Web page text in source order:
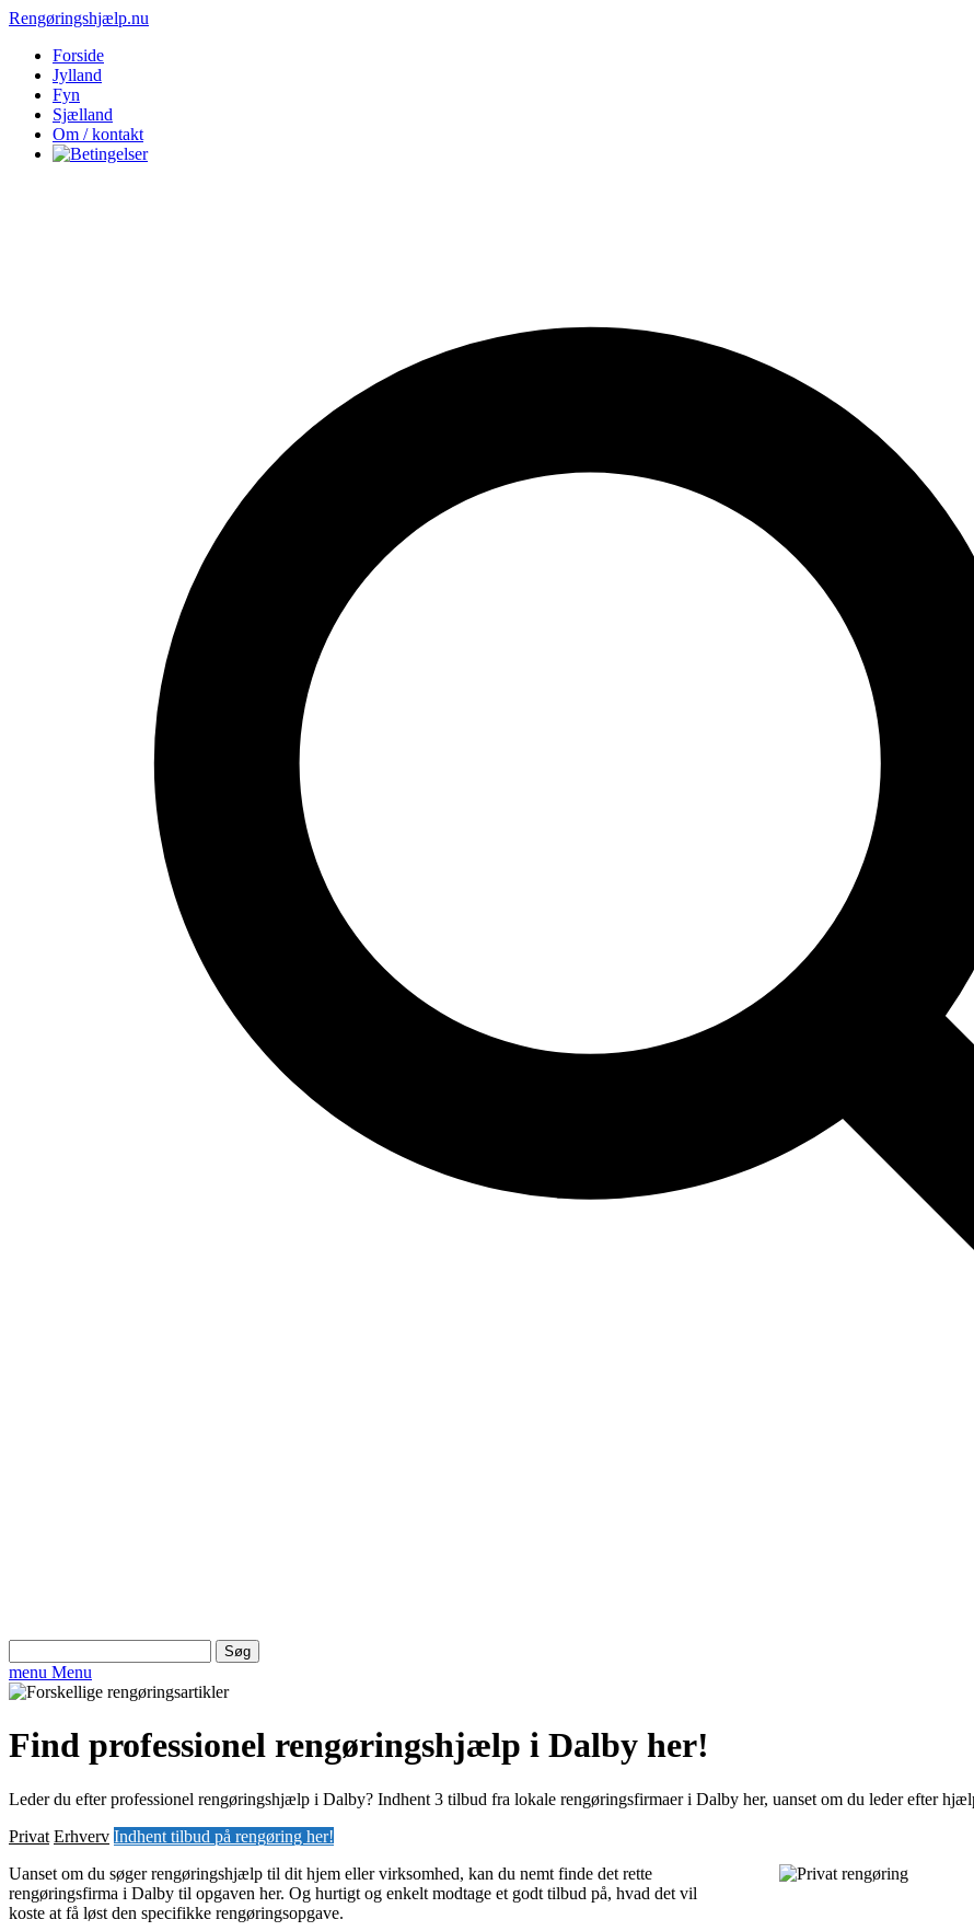
Rengøringshjælp.nu
Forside
Jylland
Fyn
Sjælland
Om / kontakt
efter:
menu Menu
Find professionel rengøringshjælp i Dalby her!
Leder du efter professionel rengøringshjælp i Dalby? Indhent 3 tilbud fra lokale rengøringsfirmaer i Dalby her, uanset om du leder efter
Privat Erhverv Indhent tilbud på rengøring her!
Uanset om du søger rengøringshjælp til dit hjem eller virksomhed, kan du nemt finde det rette
rengøringsfirma i Dalby til opgaven her. Og hurtigt og enkelt modtage et godt tilbud på, hvad det vil
koste at få løst den specifikke rengøringsopgave.